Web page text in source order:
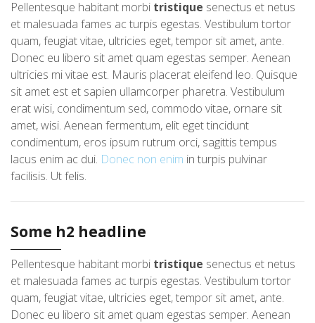
Pellentesque habitant morbi tristique senectus et netus
et malesuada fames ac turpis egestas. Vestibulum tortor
quam, feugiat vitae, ultricies eget, tempor sit amet, ante.
Donec eu libero sit amet quam egestas semper. Aenean
ultricies mi vitae est. Mauris placerat eleifend leo. Quisque
sit amet est et sapien ullamcorper pharetra. Vestibulum
erat wisi, condimentum sed, commodo vitae, ornare sit
amet, wisi. Aenean fermentum, elit eget tincidunt
condimentum, eros ipsum rutrum orci, sagittis tempus
lacus enim ac dui. Donec non enim in turpis pulvinar
facilisis. Ut felis.
Some h2 headline
Pellentesque habitant morbi tristique senectus et netus
et malesuada fames ac turpis egestas. Vestibulum tortor
quam, feugiat vitae, ultricies eget, tempor sit amet, ante.
Donec eu libero sit amet quam egestas semper. Aenean